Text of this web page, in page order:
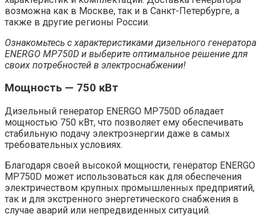
возможна как в Москве, так и в Санкт-Петербурге, а
также в другие регионы России.
Ознакомьтесь с характеристиками дизельного генератора
ENERGO MP750D и выберите оптимальное решение для
своих потребностей в электроснабжении!
Мощность — 750 кВт
Дизельный генератор ENERGO MP750D обладает
мощностью 750 кВт, что позволяет ему обеспечивать
стабильную подачу электроэнергии даже в самых
требовательных условиях.
Благодаря своей высокой мощности, генератор ENERGO
MP750D может использоваться как для обеспечения
электричеством крупных промышленных предприятий,
так и для экстренного энергетического снабжения в
случае аварий или непредвиденных ситуаций.